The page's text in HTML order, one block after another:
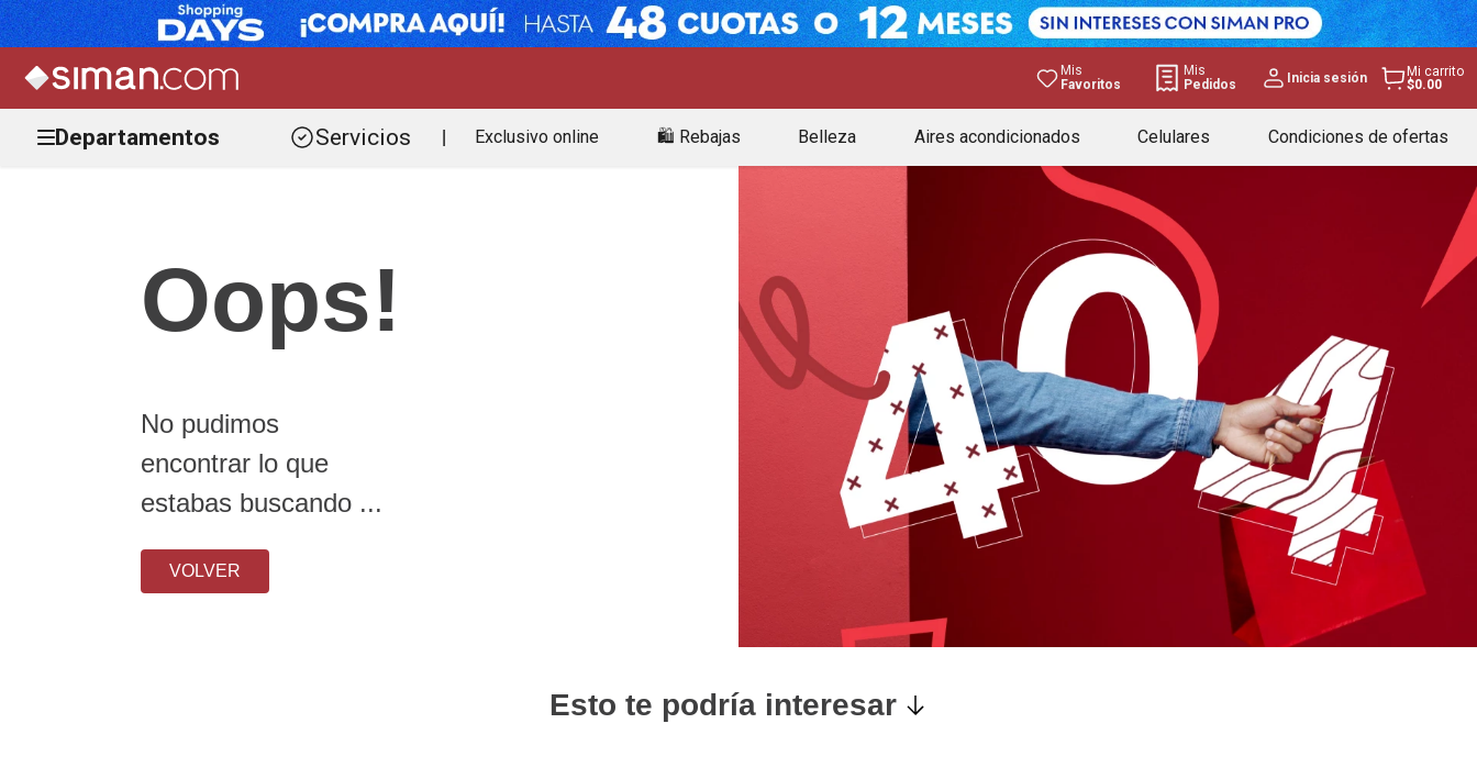
Mis
Favoritos
Mis
Pedidos
Inicia sesión
Mi carrito
$0.00
Departamentos Servicios Exclusivo online 🛍️ Rebajas Belleza Aires acondicionados Celulares Condiciones de ofertas
Oops!
No pudimos
encontrar lo que
estabas buscando ...
VOLVER
Esto te podría interesar